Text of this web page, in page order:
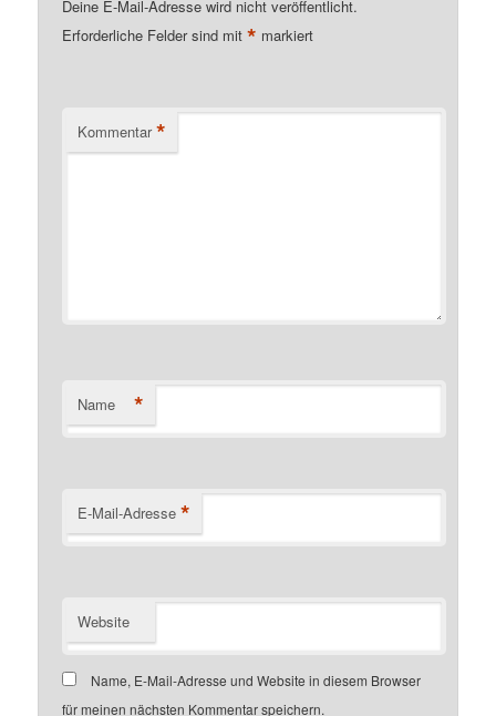
Deine E-Mail-Adresse wird nicht veröffentlicht.
Erforderliche Felder sind mit* markiert
Kommentar *
Name *
E-Mail-Adresse *
Website
Name, E-Mail-Adresse und Website in diesem Browser
für meinen nächsten Kommentar speichern.